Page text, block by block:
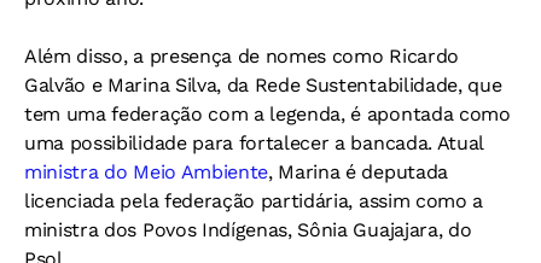
Além disso, a presença de nomes como Ricardo
Galvão e Marina Silva, da Rede Sustentabilidade, que
tem uma federação com a legenda, é apontada como
uma possibilidade para fortalecer a bancada. Atual
ministra do Meio Ambiente, Marina é deputada
licenciada pela federação partidária, assim como a
ministra dos Povos Indígenas, Sônia Guajajara, do